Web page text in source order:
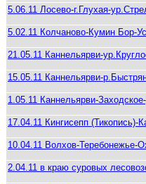
5.06.11 Лосево-г.Глухая-
5.02.11 Колчаново-Кумин Бор-
21.05.11 Каннельярви-
15.05.11 Каннельярви-
1.05.11 Каннельярви-
17.04.11 Кингисепп
10.04.11 Волхов-Теребонежье-
2.04.11 в краю суровых